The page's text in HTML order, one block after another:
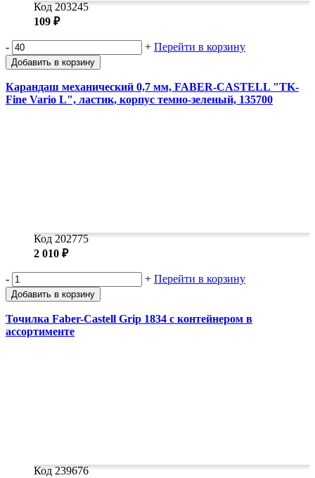
Код 203245
109 ₽
- + Перейти в корзину
Добавить в корзину
Карандаш механический 0,7 мм, FABER-CASTELL "TK-
Fine Vario L", ластик, корпус темно-зеленый, 135700
Код 202775
2 010 ₽
- + Перейти в корзину
Добавить в корзину
Точилка Faber-Castell Grip 1834 с контейнером в
ассортименте
Код 239676